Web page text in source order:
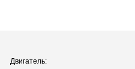
Двигатель: